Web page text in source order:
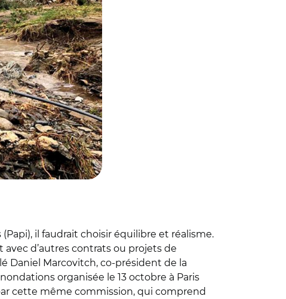
il faudrait choisir équilibre et réalisme.
d’autres contrats ou projets de
Daniel Marcovitch, co-président de la
organisée le 13 octobre à Paris
cette même commission, qui comprend